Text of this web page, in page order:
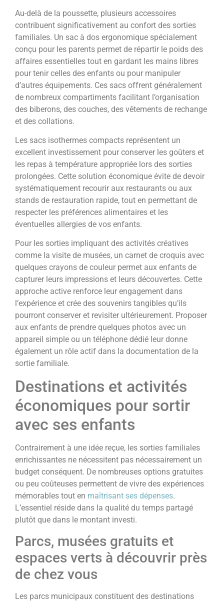
Au-delà de la poussette, plusieurs accessoires
contribuent significativement au confort des sorties
familiales. Un sac à dos ergonomique spécialement
conçu pour les parents permet de répartir le poids des
affaires essentielles tout en gardant les mains libres
pour tenir celles des enfants ou pour manipuler
d’autres équipements. Ces sacs offrent généralement
de nombreux compartiments facilitant l’organisation
des biberons, des couches, des vêtements de rechange
et des collations.
Les sacs isothermes compacts représentent un
excellent investissement pour conserver les goûters et
les repas à température appropriée lors des sorties
prolongées. Cette solution économique évite de devoir
systématiquement recourir aux restaurants ou aux
stands de restauration rapide, tout en permettant de
respecter les préférences alimentaires et les
éventuelles allergies de vos enfants.
Pour les sorties impliquant des activités créatives
comme la visite de musées, un carnet de croquis avec
quelques crayons de couleur permet aux enfants de
capturer leurs impressions et leurs découvertes. Cette
approche active renforce leur engagement dans
l’expérience et crée des souvenirs tangibles qu’ils
pourront conserver et revisiter ultérieurement. Proposer
aux enfants de prendre quelques photos avec un
appareil simple ou un téléphone dédié leur donne
également un rôle actif dans la documentation de la
sortie familiale.
Destinations et activités
économiques pour sortir
avec ses enfants
Contrairement à une idée reçue, les sorties familiales
enrichissantes ne nécessitent pas nécessairement un
budget conséquent. De nombreuses options gratuites
ou peu coûteuses permettent de vivre des expériences
mémorables tout en maîtrisant ses dépenses.
L’essentiel réside dans la qualité du temps partagé
plutôt que dans le montant investi.
Parcs, musées gratuits et
espaces verts à découvrir près
de chez vous
Les parcs municipaux constituent des destinations